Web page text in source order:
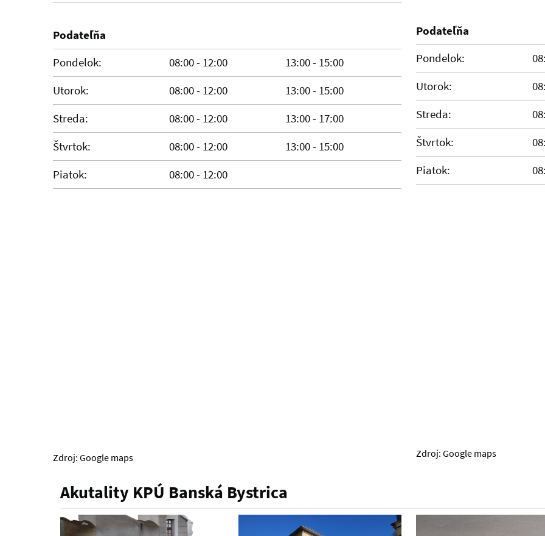
Podateľňa
Pondelok:
08:00 - 12:00
13:00 - 15:00
Utorok:
08:00 - 12:00
13:00 - 15:00
Streda:
08:00 - 12:00
13:00 - 17:00
Štvrtok:
08:00 - 12:00
13:00 - 15:00
Piatok:
08:00 - 12:00
Zdroj: Google maps
Podateľňa
Pondelok:
Utorok:
Streda:
Štvrtok:
Piatok:
Zdroj: Google maps
Akutality KPÚ Banská Bystrica